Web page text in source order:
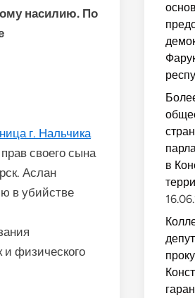
насилию. По
г. Нальчика
своего сына
Аслан
в убийстве
и физического
в